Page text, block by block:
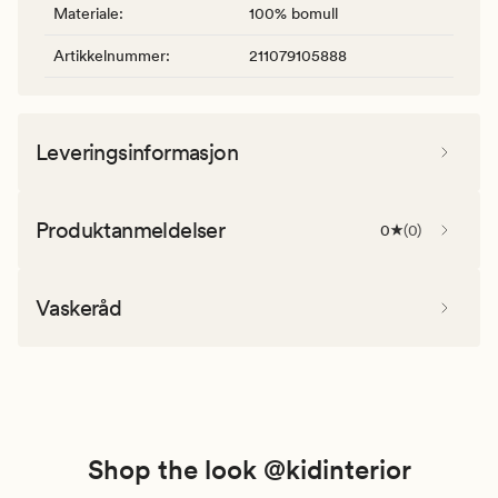
Materiale: 100% bomull
Artikkelnummer: 211079105888
Leveringsinformasjon
Produktanmeldelser 0 (0)
Vaskeråd
Shop the look @kidinterior